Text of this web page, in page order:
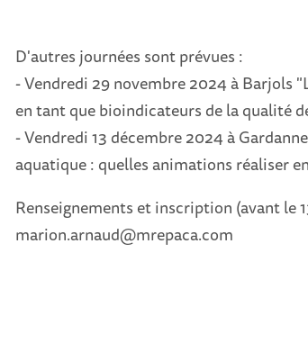
D'autres journées sont prévues :
- Vendredi 29 novembre 2024 à Barjols
en tant que bioindicateurs de la qualité
- Vendredi 13 décembre 2024 à
aquatique : quelles animations réaliser
Renseignements et inscription (avant le
marion.arnaud@mrepaca.com